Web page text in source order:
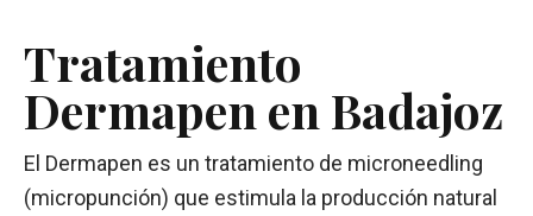
Tratamiento
Dermapen en Badajoz
El Dermapen es un tratamiento de microneedling
(micropunción) que estimula la producción natural